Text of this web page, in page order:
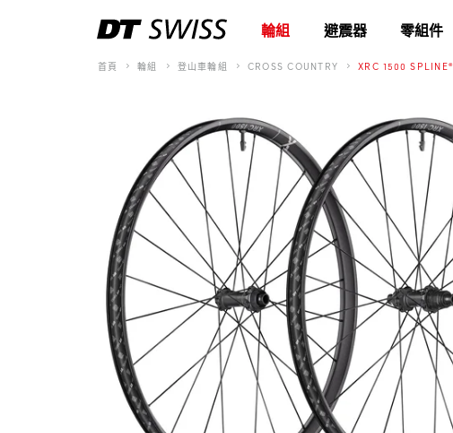
輪組 避震器 零組件
首頁 輪組 登山車輪組 CROSS COUNTRY XRC 1500 SPLINE®